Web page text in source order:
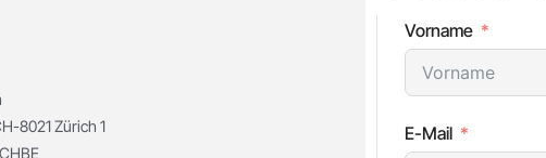
8021 Zürich 1
Vorname
E-Mail